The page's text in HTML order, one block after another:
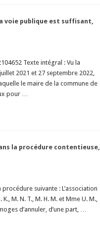
voie publique est suffisant,
Texte intégral : Vu la
2021 et 27 septembre 2022,
le maire de la commune de
pour …
la procédure contentieuse,
suivante : L’association
M. N. T., M. H. M. et Mme U. M.,
d’annuler, d’une part, …